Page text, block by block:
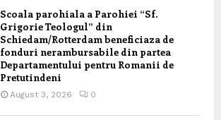
Scoala parohiala a Parohiei “Sf.
Grigorie Teologul” din
Schiedam/Rotterdam beneficiaza de
fonduri nerambursabile din partea
Departamentului pentru Romanii de
Pretutindeni
August 3, 2026 0